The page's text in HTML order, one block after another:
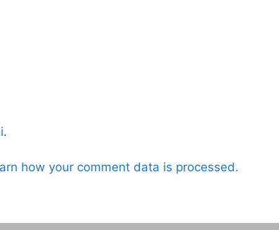
.
how your comment data is processed.